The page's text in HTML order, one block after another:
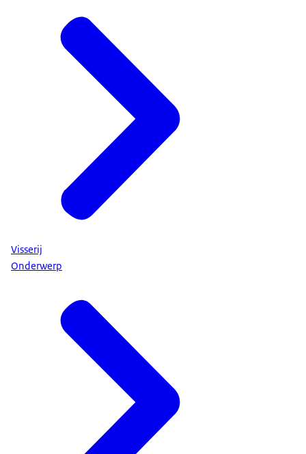
Visserij
Onderwerp